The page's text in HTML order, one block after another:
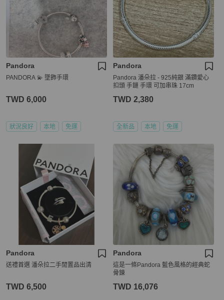
Pandora
PANDORA 💫 墜飾手環
TWD 6,000
狀況良好 本地 免運
Pandora
Pandora 潘朵拉 - 925純銀 滿鑽愛心
扣頭 手鏈 手環 可加串珠 17cm
TWD 2,380
全新品 本地 免運
Pandora
送禮首選 潘朵拉二手閒置品出清
TWD 6,500
Pandora
這是一條Pandora 藍色風格的經典蛇
骨錬
TWD 16,076